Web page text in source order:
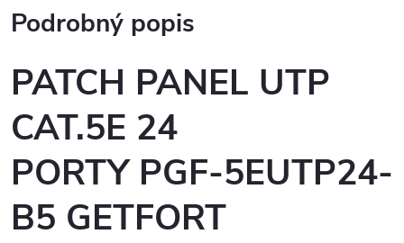
Podrobný popis
PATCH PANEL UTP
CAT.5E 24
PORTY PGF-5EUTP24-
B5 GETFORT